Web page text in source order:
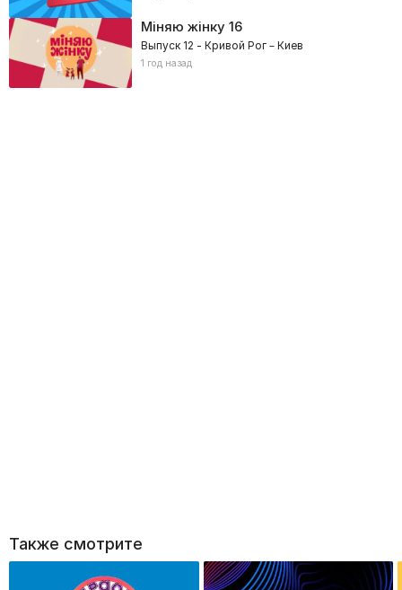
Міняю жінку16
Выпуск 12 - Кривой Рог – Киев
1 год назад
Также смотрите